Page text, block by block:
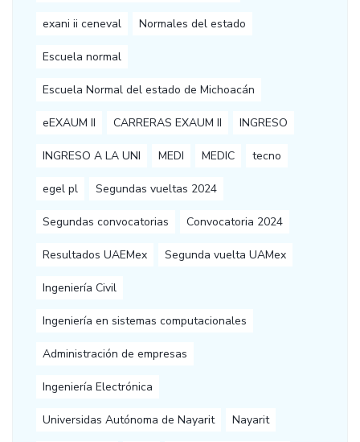
exani ii ceneval Normales del estado
Escuela normal
Escuela Normal del estado de Michoacán
eEXAUM II CARRERAS EXAUM II INGRESO
INGRESO A LA UNI MEDI MEDIC tecno
egel pl Segundas vueltas 2024
Segundas convocatorias Convocatoria 2024
Resultados UAEMex Segunda vuelta UAMex
Ingeniería Civil
Ingeniería en sistemas computacionales
Administración de empresas
Ingeniería Electrónica
Universidas Autónoma de Nayarit Nayarit